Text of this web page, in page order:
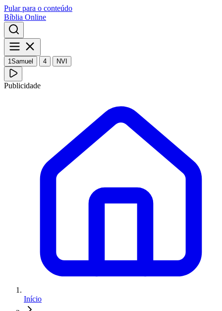
Pular para o conteúdo
Bíblia Online
1Samuel 4 NVI
Publicidade
Início